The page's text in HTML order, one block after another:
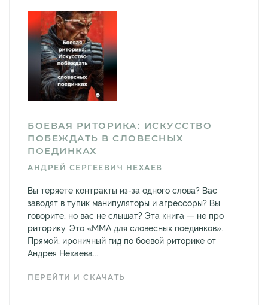
БОЕВАЯ РИТОРИКА: ИСКУССТВО
ПОБЕЖДАТЬ В СЛОВЕСНЫХ
ПОЕДИНКАХ
АНДРЕЙ СЕРГЕЕВИЧ НЕХАЕВ
Вы теряете контракты из-за одного слова? Вас
заводят в тупик манипуляторы и агрессоры? Вы
говорите, но вас не слышат? Эта книга — не про
риторику. Это «ММА для словесных поединков».
Прямой, ироничный гид по боевой риторике от
Андрея Нехаева...
ПЕРЕЙТИ И СКАЧАТЬ